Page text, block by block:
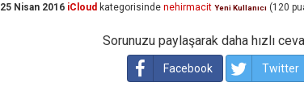
25 Nisan 2016 iCloud kategorisinde nehirmacit Yeni Kullanıcı (120
Sorunuzu paylaşarak daha hızlı
Facebook Twitter